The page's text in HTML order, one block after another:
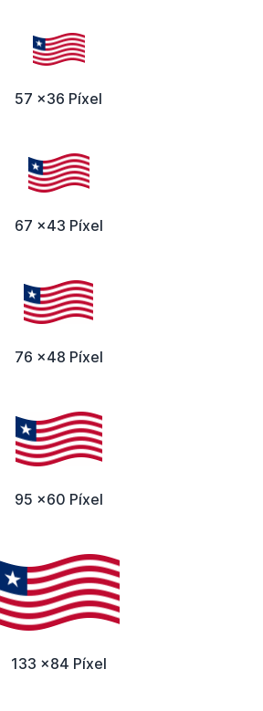
57 x36 Píxel
67 x43 Píxel
76 x48 Píxel
95 x60 Píxel
133 x84 Píxel